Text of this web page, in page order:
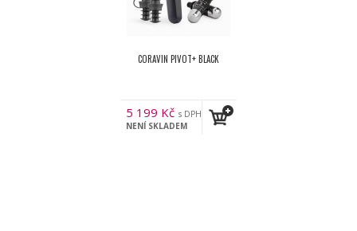
CORAVIN PIVOT+ BLACK
5 199 Kč s DPH
NENÍ SKLADEM